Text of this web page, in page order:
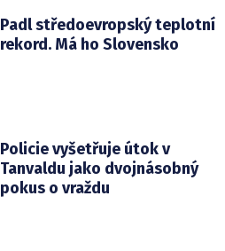
Padl středoevropský teplotní
rekord. Má ho Slovensko
Policie vyšetřuje útok v
Tanvaldu jako dvojnásobný
pokus o vraždu